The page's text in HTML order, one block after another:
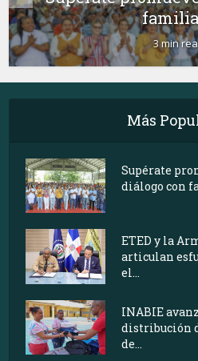
3 min
Más
Supérate
diálogo con
ETED y la
articulan
el...
INABIE
distribución
de...